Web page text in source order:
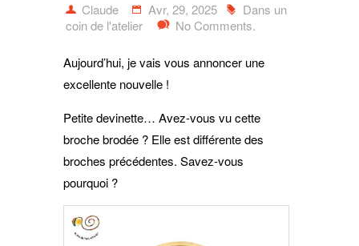
Claude Avr, 29, 2025
Dans un
coin de l'atelier
No Comments.
Aujourd’hui, je vais vous annoncer une
excellente nouvelle !
Petite devinette… Avez-vous vu cette
broche brodée ? Elle est différente des
broches précédentes. Savez-vous
pourquoi ?